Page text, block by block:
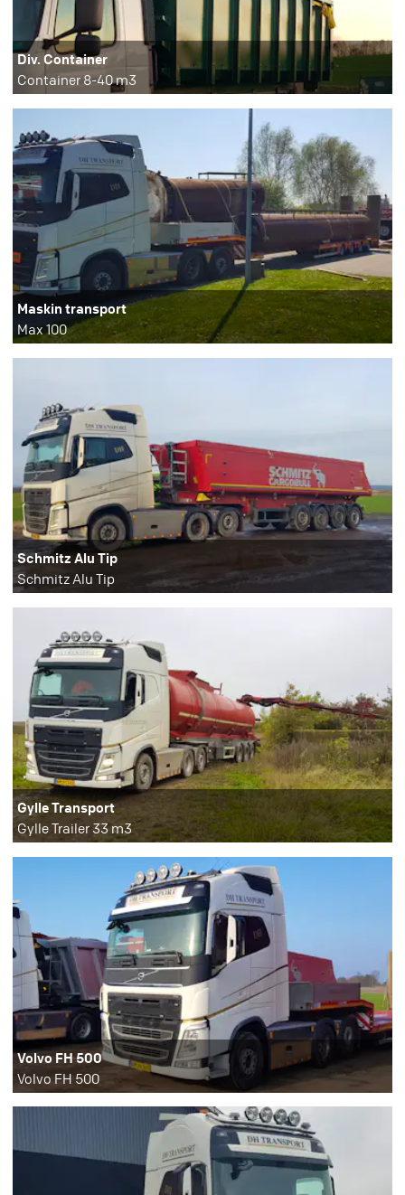
Div. Container
Container 8-40 m3
Maskin transport
Max 100
Schmitz Alu Tip
Schmitz Alu Tip
Gylle Transport
Gylle Trailer 33 m3
Volvo FH 500
Volvo FH 500